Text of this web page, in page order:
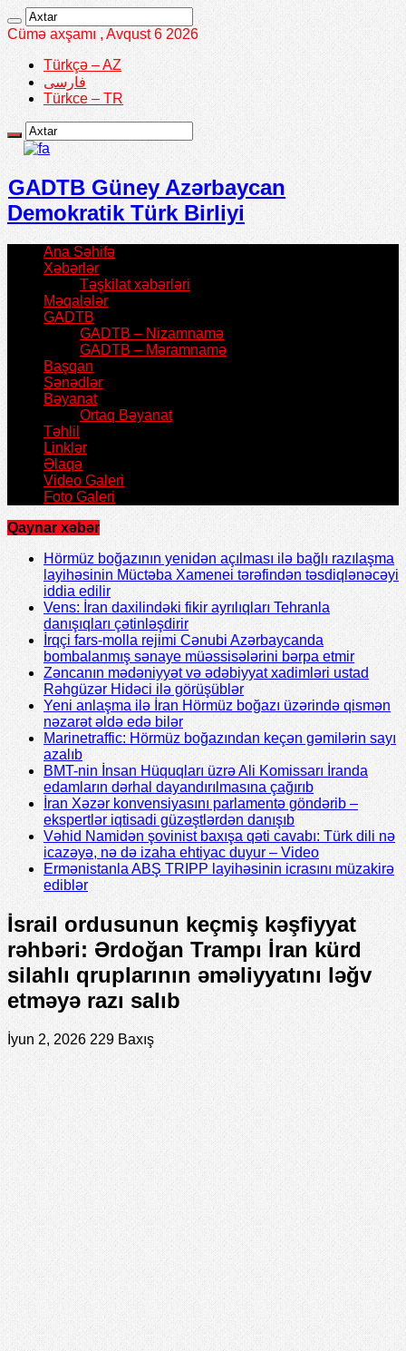
Cümə axşamı , Avqust 6 2026
Türkçə – AZ
فارسی
Türkce – TR
GADTB Güney Azərbaycan
Demokratik Türk Birliyi
Ana Səhifə
Xəbərlər
Təşkilat xəbərləri
Məqalələr
GADTB
GADTB – Nizamnamə
GADTB – Məramnamə
Başqan
Sənədlər
Bəyanat
Ortaq Bəyanat
Təhlil
Linklər
Əlaqə
Video Galeri
Foto Galeri
Qaynar xəbər
Hörmüz boğazının yenidən açılması ilə bağlı razılaşma
layihəsinin Müctəba Xamenei tərəfindən təsdiqlənəcəyi
iddia edilir
Vens: İran daxilindəki fikir ayrılıqları Tehranla
danışıqları çətinləşdirir
İrqçi fars-molla rejimi Cənubi Azərbaycanda
bombalanmış sənaye müəssisələrini bərpa etmir
Zəncanın mədəniyyət və ədəbiyyat xadimləri ustad
Rəhgüzər Hidəci ilə görüşüblər
Yeni anlaşma ilə İran Hörmüz boğazı üzərində qismən
nəzarət əldə edə bilər
Marinetraffic: Hörmüz boğazından keçən gəmilərin sayı
azalıb
BMT-nin İnsan Hüquqları üzrə Ali Komissarı İranda
edamların dərhal dayandırılmasına çağırıb
İran Xəzər konvensiyasını parlamentə göndərib –
ekspertlər iqtisadi güzəştlərdən danışıb
Vəhid Namidən şovinist baxışa qəti cavabı: Türk dili nə
icazəyə, nə də izaha ehtiyac duyur – Video
Ermənistanla ABŞ TRIPP layihəsinin icrasını müzakirə
ediblər
İsrail ordusunun keçmiş kəşfiyyat
rəhbəri: Ərdoğan Trampı İran kürd
silahlı qruplarının əməliyyatını ləğv
etməyə razı salıb
İyun 2, 2026 229 Baxış